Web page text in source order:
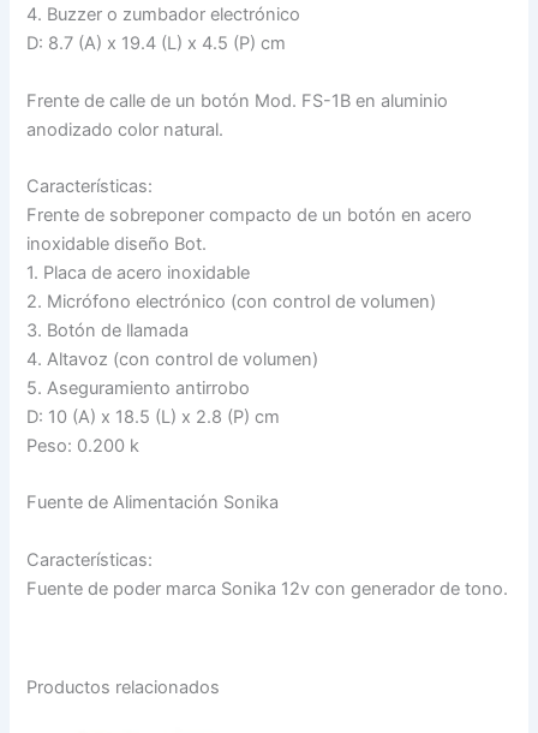
4. Buzzer o zumbador electrónico
D: 8.7 (A) x 19.4 (L) x 4.5 (P) cm
Frente de calle de un botón Mod. FS-1B en aluminio
anodizado color natural.
Características:
Frente de sobreponer compacto de un botón en acero
inoxidable diseño Bot.
1. Placa de acero inoxidable
2. Micrófono electrónico (con control de volumen)
3. Botón de llamada
4. Altavoz (con control de volumen)
5. Aseguramiento antirrobo
D: 10 (A) x 18.5 (L) x 2.8 (P) cm
Peso: 0.200 k
Fuente de Alimentación Sonika
Características:
Fuente de poder marca Sonika 12v con generador de tono.
Productos relacionados